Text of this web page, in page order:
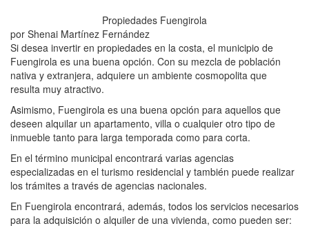
Propiedades Fuengirola
por Shenai Martínez Fernández
Si desea invertir en propiedades en la costa, el municipio de
Fuengirola es una buena opción. Con su mezcla de población
nativa y extranjera, adquiere un ambiente cosmopolita que
resulta muy atractivo.
Asimismo, Fuengirola es una buena opción para aquellos que
deseen alquilar un apartamento, villa o cualquier otro tipo de
inmueble tanto para larga temporada como para corta.
En el término municipal encontrará varias agencias
especializadas en el turismo residencial y también puede realizar
los trámites a través de agencias nacionales.
En Fuengirola encontrará, además, todos los servicios necesarios
para la adquisición o alquiler de una vivienda, como pueden ser: